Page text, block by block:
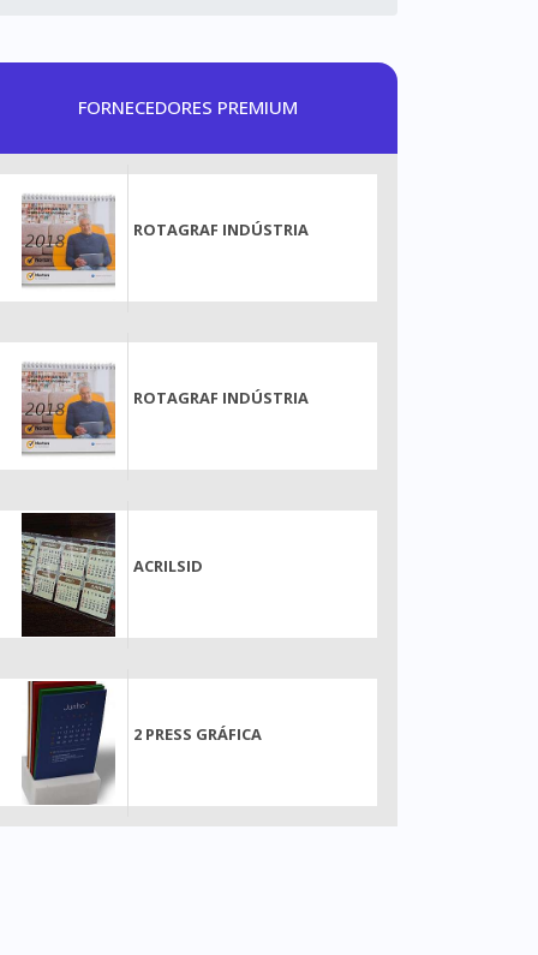
FORNECEDORES PREMIUM
ROTAGRAF INDÚSTRIA
ROTAGRAF INDÚSTRIA
ACRILSID
2 PRESS GRÁFICA